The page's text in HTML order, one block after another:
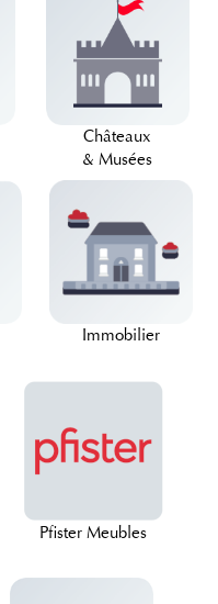
Châteaux
& Musées
Immobilier
Pfister Meubles